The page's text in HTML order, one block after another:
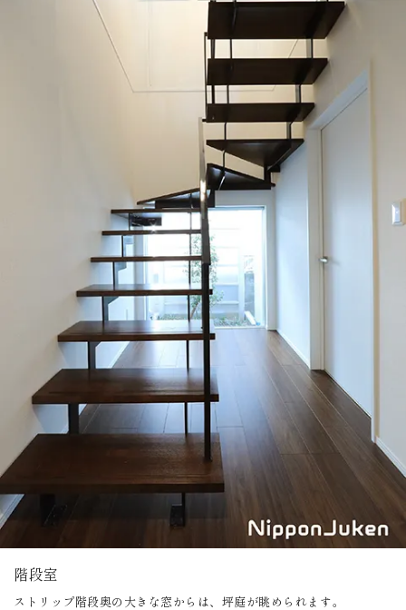
階段室
ストリップ階段奥の大きな窓からは、坪庭が眺められます。